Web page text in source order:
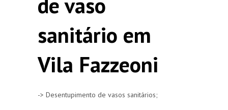
sanitário em
Vila Fazzeoni
-> Desentupimento de vasos sanitários;